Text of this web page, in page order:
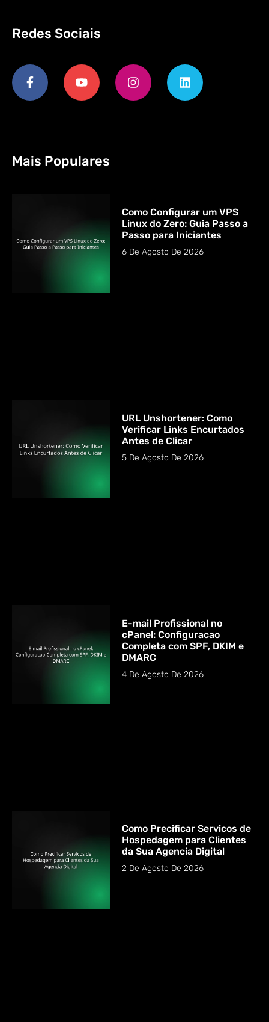
Redes Sociais
Mais Populares
Como Configurar um VPS
Linux do Zero: Guia Passo a
Passo para Iniciantes
6 De Agosto De 2026
URL Unshortener: Como
Verificar Links Encurtados
Antes de Clicar
5 De Agosto De 2026
E-mail Profissional no
cPanel: Configuracao
Completa com SPF, DKIM e
DMARC
4 De Agosto De 2026
Como Precificar Servicos de
Hospedagem para Clientes
da Sua Agencia Digital
2 De Agosto De 2026